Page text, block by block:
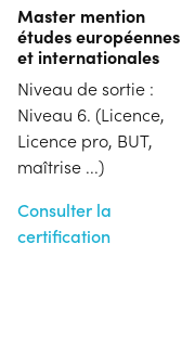
Master mention
études européennes
et internationales
Niveau de sortie :
Niveau 6. (Licence,
Licence pro, BUT,
maîtrise ...)
Consulter la
certification